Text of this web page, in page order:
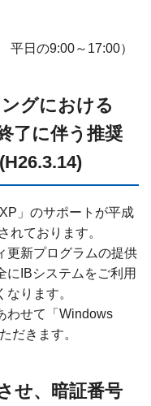
日の9:00～17:00）
グにおける
了に伴う推奨
」のサポートが平成
れております。
更新プログラムの提供
にIBシステムをご利用
ります。
わせて「Windows
だきます。
せ、暗証番号